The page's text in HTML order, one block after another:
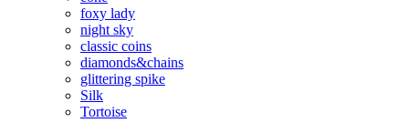
foxy lady
night sky
classic coins
diamonds&chains
glittering spike
Silk
Tortoise